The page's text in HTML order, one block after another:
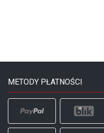
METODY PŁATNOŚCI